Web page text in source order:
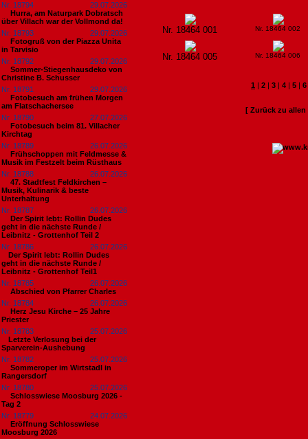
Nr. 18794
29.07.2026
Hurra, am Naturpark Dobratsch
über Villach war der Vollmond da!
Nr. 18793
29.07.2026
Fotogruß von der Piazza Unita
in Tarvisio
Nr. 18792
29.07.2026
Sommer-Stiegenhausdeko von
Christine B. Schusser
Nr. 18791
29.07.2026
Fotobesuch am frühen Morgen
am Flatschachersee
Nr. 18790
27.07.2026
Fotobesuch beim 81. Villacher
Kirchtag
Nr. 18789
26.07.2026
Frühschoppen mit Feldmesse &
Musik im Festzelt beim Rüsthaus
Nr. 18788
26.07.2026
47. Stadtfest Feldkirchen –
Musik, Kulinarik & beste
Unterhaltung
Nr. 18787
26.07.2026
Der Spirit lebt: Rollin Dudes
geht in die nächste Runde /
Leibnitz - Grottenhof Teil 2
Nr. 18786
26.07.2026
​Der Spirit lebt: Rollin Dudes
geht in die nächste Runde /
Leibnitz - Grottenhof Teil1
Nr. 18785
26.07.2026
Abschied von Pfarrer Charles
Nr. 18784
26.07.2026
Herz Jesu Kirche – 25 Jahre
Priester
Nr. 18783
25.07.2026
​Letzte Verlosung bei der
Sparverein-Aushebung
Nr. 18782
25.07.2026
Sommeroper im Wirtstadl in
Rangersdorf
Nr. 18780
25.07.2026
Schlosswiese Moosburg 2026 -
Tag 2
Nr. 18779
24.07.2026
Eröffnung Schlosswiese
Moosburg 2026
Nr. 18464 001 Nr. 18464 002
Nr. 18464 005 Nr. 18464 006
1 | 2 | 3 | 4 | 5 | 6
[ Zurück zu